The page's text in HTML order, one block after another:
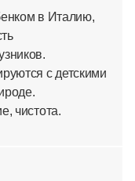
в Италию,
с детскими
чистота.